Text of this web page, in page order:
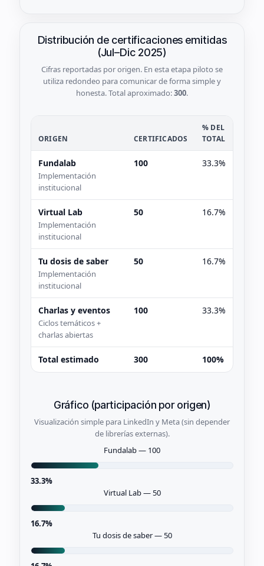
Distribución de certificaciones emitidas
(Jul–Dic 2025)
Cifras reportadas por origen. En esta etapa piloto se
utiliza redondeo para comunicar de forma simple y
honesta. Total aproximado:300.
ORIGEN CERTIFICADOS
% DEL
TOTAL
Fundalab
Implementación
institucional
100 33.3%
Virtual Lab
Implementación
institucional
50 16.7%
Tu dosis de saber
Implementación
institucional
50 16.7%
Charlas y eventos
Ciclos temáticos +
charlas abiertas
100 33.3%
Total estimado 300 100%
Gráfico (participación por origen)
Visualización simple para LinkedIn y Meta (sin depender
de librerías externas).
Fundalab — 100
33.3%
Virtual Lab — 50
16.7%
Tu dosis de saber — 50